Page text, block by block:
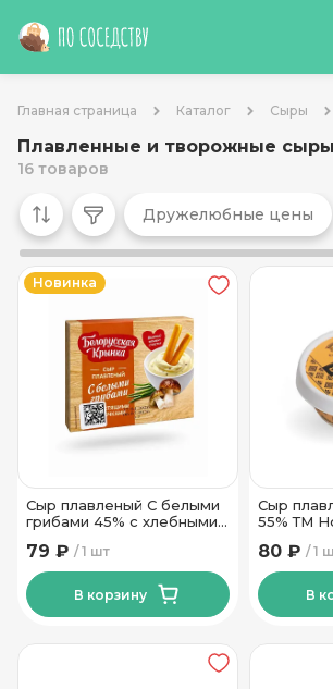
Главная страница Каталог Сыры
Плавленные и творожные сыры
16 товаров
Дружелюбные цены
Новинка
Сыр плавленый С белыми
грибами 45% с хлебными
гр
1 шт
79 ₽
В корзину
Сыр
55% ТМ
1
80 ₽
В